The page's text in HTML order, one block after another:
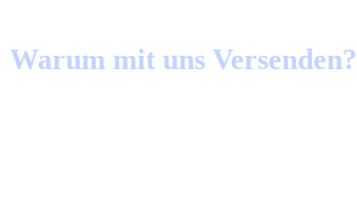
Warum mit uns Versenden?